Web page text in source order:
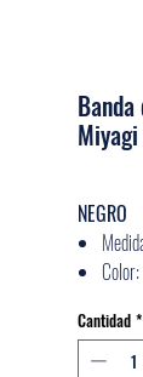
NEGRO
Cantidad *